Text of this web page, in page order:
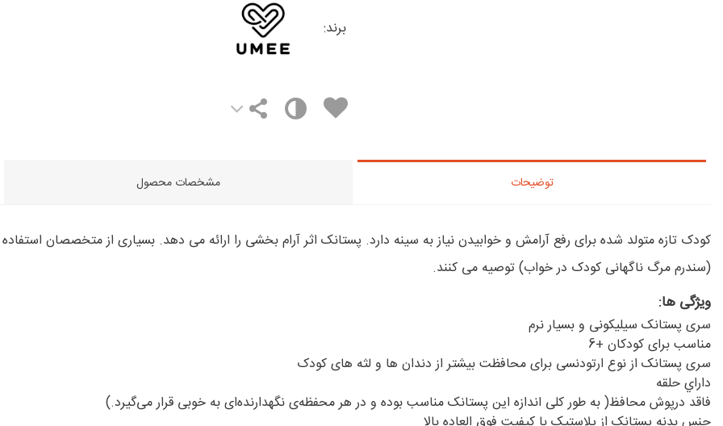
برند:
توضیحات مشخصات محصول
(سندرم مرگ ناگهانی کودک در خواب) توصیه می کنند.
ویژگی ها:
سری پستانک سیلیکونی و بسیار نرم
مناسب برای کودکان +6
سری پستانک از نوع ارتودنسی برای محافظت بیشتر از دندان ها و لثه های کودک
داراي حلقه
فاقد درپوش محافظ( به طور کلی اندازه این پستانک مناسب بوده و در هر محفظه‌ی نگهدارنده‌ای به خوبی قرار می‌گیرد.)